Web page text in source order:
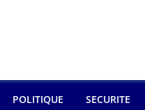
POLITIQUE SECURITE